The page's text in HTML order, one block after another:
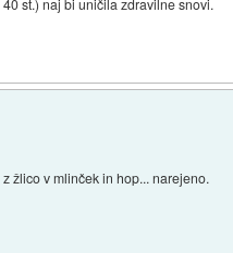
st.) naj bi uničila zdravilne snovi.
žlico v mlinček in hop... narejeno.